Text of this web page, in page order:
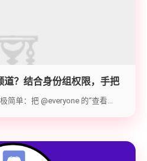
？结合身份组权限，手把
专属频道
简单：把 @everyone 的“查看...